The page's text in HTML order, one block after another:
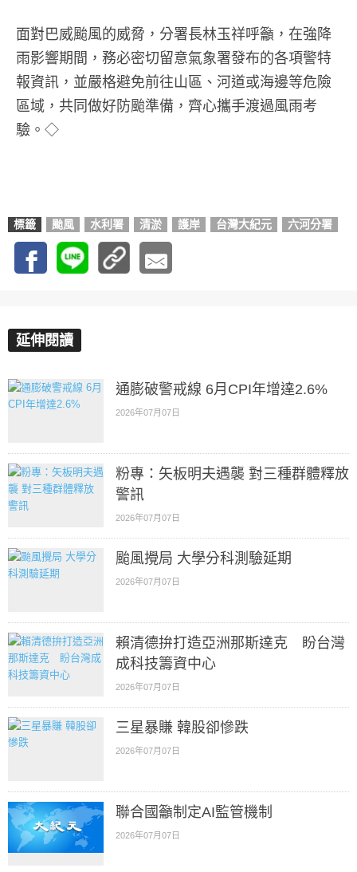
面對巴威颱風的威脅，分署長林玉祥呼籲，在強降
雨影響期間，務必密切留意氣象署發布的各項警特
報資訊，並嚴格避免前往山區、河道或海邊等危險
區域，共同做好防颱準備，齊心攜手渡過風雨考
驗。◇
標籤 颱風 水利署 清淤 護岸 台灣大紀元 六河分署
延伸閱讀
通膨破警戒線 6月CPI年增達2.6%
2026年07月07日
粉專：矢板明夫遇襲 對三種群體釋放
警訊
2026年07月07日
颱風攪局 大學分科測驗延期
2026年07月07日
賴清德拚打造亞洲那斯達克 盼台灣
成科技籌資中心
2026年07月07日
三星暴賺 韓股卻慘跌
2026年07月07日
聯合國籲制定AI監管機制
2026年07月07日